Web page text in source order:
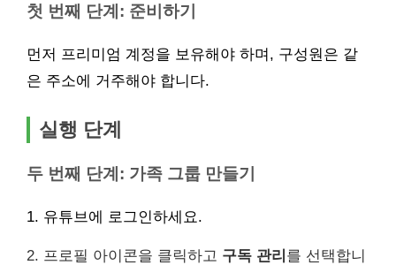
첫 번째 단계: 준비하기
먼저 프리미엄 계정을 보유해야 하며, 구성원은 같
은 주소에 거주해야 합니다.
실행 단계
두 번째 단계: 가족 그룹 만들기
1. 유튜브에 로그인하세요.
2. 프로필 아이콘을 클릭하고 구독 관리 를 선택합니